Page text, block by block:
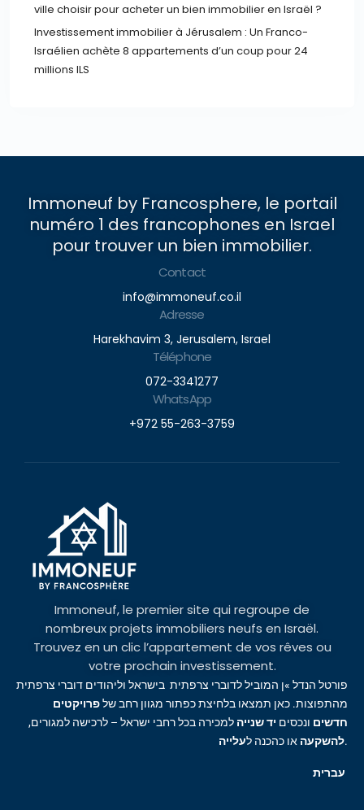
ville choisir pour acheter un bien immobilier en Israël ?
Investissement immobilier à Jérusalem : Un Franco-
Israélien achète 8 appartements d’un coup pour 24
millions ILS
Immoneuf by Francosphere, le portail
numéro 1 des francophones en Israel
pour trouver un bien immobilier.
Contact
info@immoneuf.co.il
Adresse
Harekhavim 3, Jerusalem, Israel
Téléphone
072-3341277
WhatsApp
+972 55-263-3759
Immoneuf, le premier site qui regroupe de
nombreux projets immobiliers neufs en Israël.
Trouvez en un clic l’appartement de vos rêves ou
votre prochain investissement.
פורטל הנדל »ן המוביל לדוברי צרפתית בישראל וליהודים דוברי צרפתית
מהתפוצות. כאן תמצאו בלחיצת כפתור מגוון רחב שלפרויקטים
חדשים ונכסים יד שנייה למכירה בכל רחבי ישראל – לרכישה למגורים,
להשקעה או כהכנה לעלייה .